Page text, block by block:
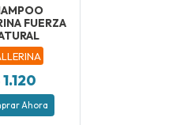
FUERZA
Ahora